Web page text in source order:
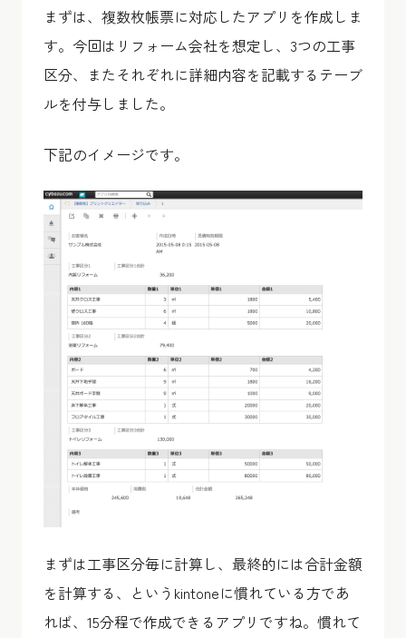
まずは、複数枚帳票に対応したアプリを作成しま
す。今回はリフォーム会社を想定し、3つの工事
区分、またそれぞれに詳細内容を記載するテーブ
ルを付与しました。
下記のイメージです。
まずは工事区分毎に計算し、最終的には合計金額
を計算する、というkintoneに慣れている方であ
れば、15分程で作成できるアプリですね。慣れて